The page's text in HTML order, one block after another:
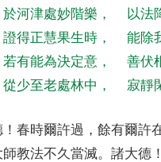
於河津處妙階樂 ，
以法
證得正慧果生時 ，
能除
若有能為決定意 ，
善伏
從少至老處林中 ， 寂靜
！春時爾許過 ，餘有爾許
師教法不久當滅。諸大德